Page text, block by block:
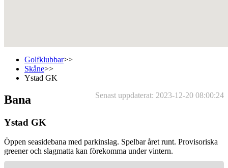
Golfklubbar>>
Skåne>>
Ystad GK
Senast uppdaterat: 2023-12-20 08:00:24
Bana
Ystad GK
Öppen seasidebana med parkinslag. Spelbar året runt. Provisoriska
greener och slagmatta kan förekomma under vintern.